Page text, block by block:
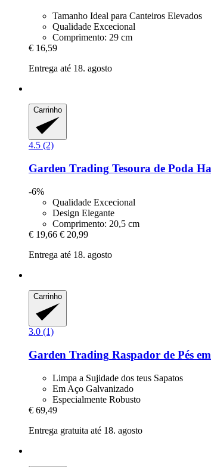
Tamanho Ideal para Canteiros Elevados
Qualidade Excecional
Comprimento: 29 cm
€ 16,59
Entrega até 18. agosto
Carrinho
4.5 (2)
Garden Trading Tesoura de Poda
-6%
Qualidade Excecional
Design Elegante
Comprimento: 20,5 cm
€ 19,66 € 20,99
Entrega até 18. agosto
Carrinho
3.0 (1)
Garden Trading Raspador de Pés
Limpa a Sujidade dos teus Sapatos
Em Aço Galvanizado
Especialmente Robusto
€ 69,49
Entrega gratuita até 18. agosto